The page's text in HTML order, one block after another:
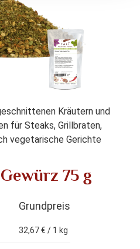
Kräutern und
für Steaks, Grillbraten,
vegetarische Gerichte
75 g
Grundpreis
32,67 € / 1 kg